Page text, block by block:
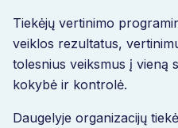
Tiekėjų vertinimo
veiklos rezultatus,
tolesnius veiksmus į vieną
kokybė ir kontrolė.
Daugelyje organizacijų